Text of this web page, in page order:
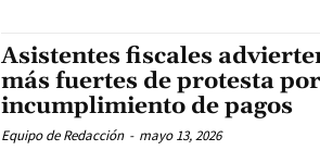
Asistentes fiscales
más fuertes de protesta por
incumplimiento de pagos
Equipo de Redacción - mayo 13, 2026